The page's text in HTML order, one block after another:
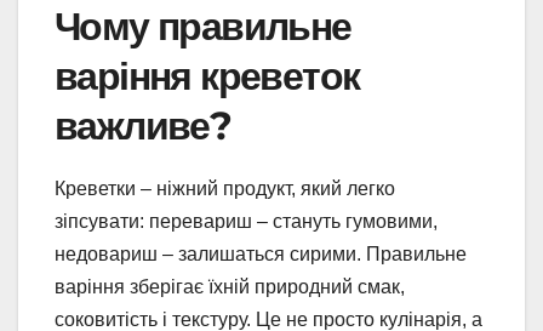
Чому правильне
варіння креветок
важливе?
Креветки – ніжний продукт, який легко
зіпсувати: перевариш – стануть гумовими,
недовариш – залишаться сирими. Правильне
варіння зберігає їхній природний смак,
соковитість і текстуру. Це не просто кулінарія, а